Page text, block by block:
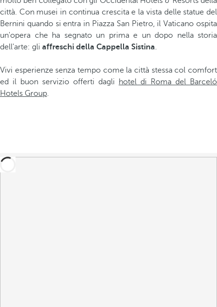
città. Con musei in continua crescita e la vista delle statue del
Bernini quando si entra in Piazza San Pietro, il Vaticano ospita
un'opera che ha segnato un prima e un dopo nella storia
dell'arte: gli affreschi della Cappella Sistina.
Vivi esperienze senza tempo come la città stessa col comfort
ed il buon servizio offerti dagli
hotel di Roma del Barceló
Hotels Group.